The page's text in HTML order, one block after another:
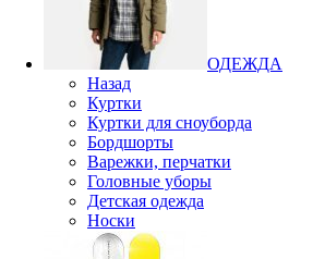
ОДЕЖДА
Назад
Куртки
Куртки для сноуборда
Бордшорты
Варежки, перчатки
Головные уборы
Детская одежда
Носки